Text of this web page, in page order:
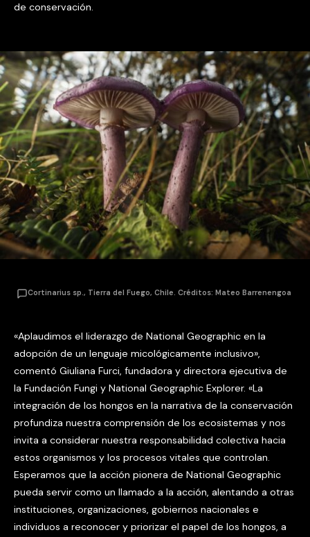
de conservación.
Cortinarius sp., Tierra del Fuego, Chile. Créditos: Mateo Barrenengoa
«Aplaudimos el liderazgo de National Geographic en la
adopción de un lenguaje micológicamente inclusivo»,
comentó Giuliana Furci, fundadora y directora ejecutiva de
la Fundación Fungi y National Geographic Explorer. «La
integración de los hongos en la narrativa de la conservación
profundiza nuestra comprensión de los ecosistemas y nos
invita a considerar nuestra responsabilidad colectiva hacia
estos organismos y los procesos vitales que controlan.
Esperamos que la acción pionera de National Geographic
pueda servir como un llamado a la acción, alentando a otras
instituciones, organizaciones, gobiernos nacionales e
individuos a reconocer y priorizar el papel de los hongos, a